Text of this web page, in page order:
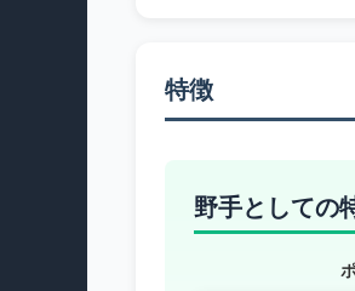
特徴
野手としての